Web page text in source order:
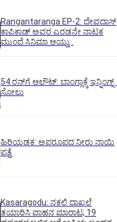
Rangantaranga EP-2: ದೇವದಾಸ್
ಕಾಪಿಕಾಡ್‌ ಅವರ ಎರಡನೇ ನಾಟಕ
ಮುಂದೆ ಸಿನಿಮಾ ಆಯ್ತು..
54 ರನ್‌ಗೆ ಆಲೌಟ್‌: ಬಾಂಗ್ಲಾಕ್ಕೆ ಇನ್ನಿಂಗ್ಸ್‌
ಸೋಲು
ಹಿರಿಯಡಕ: ಅಪರೂಪದ ನೀರು ನಾಯಿ
ಪತ್ತೆ
Kasaragodu: ನಕಲಿ ದಾಖಲೆ
ತಯಾರಿಸಿ ವಾಹನ ಮಾರಾಟ; 19